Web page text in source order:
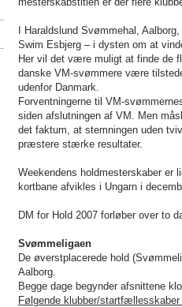
I Haraldslund Svømmehal,
Swim Esbjerg – i dysten om at
Her vil det være muligt at finde de
danske VM-svømmere være
udenfor Danmark.
Forventningerne til VM-
siden afslutningen af VM. Men
det faktum, at stemningen uden
præstere stærke resultater.
Weekendens holdmesterskaber er
kortbane afvikles i Ungarn i
DM for Hold 2007 forløber over to
Svømmeligaen
De øverstplacerede hold
Aalborg.
Begge dage begynder afsnittene
Følgende klubber/startfællesskaber